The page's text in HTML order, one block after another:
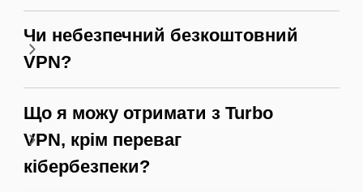
Чи небезпечний безкоштовний
VPN?
Що я можу отримати з Turbo
VPN, крім переваг
кібербезпеки?